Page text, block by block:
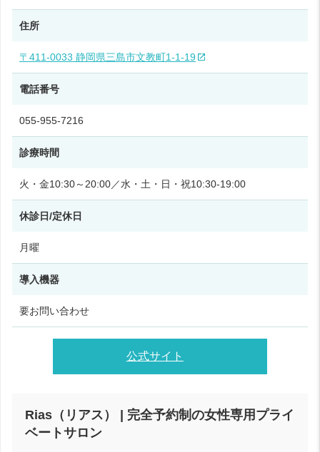
住所
〒411-0033 静岡県三島市文教町1-1-19
電話番号
055-955-7216
診療時間
火・金10:30～20:00／水・土・日・祝10:30‑19:00
休診日/定休日
月曜
導入機器
要お問い合わせ
公式サイト
Rias（リアス） | 完全予約制の女性専用プライ
ベートサロン